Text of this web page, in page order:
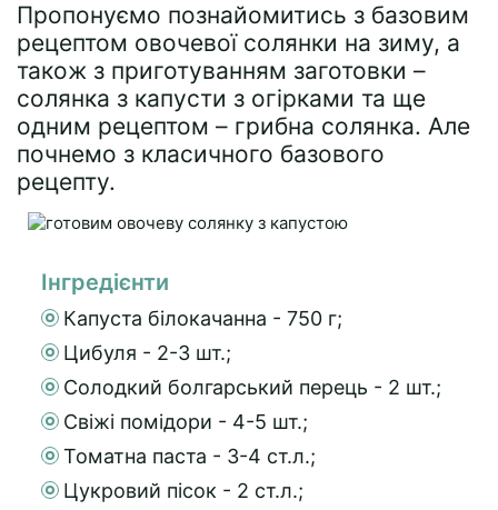
Пропонуємо познайомитись з базовим
рецептом овочевої солянки на зиму, а
також з приготуванням заготовки –
солянка з капусти з огірками та ще
одним рецептом – грибна солянка. Але
почнемо з класичного базового
рецепту.
Інгредієнти
Капуста білокачанна - 750 г;
Цибуля - 2-3 шт.;
Солодкий болгарський перець - 2 шт.;
Свіжі помідори - 4-5 шт.;
Томатна паста - 3-4 ст.л.;
Цукровий пісок - 2 ст.л.;